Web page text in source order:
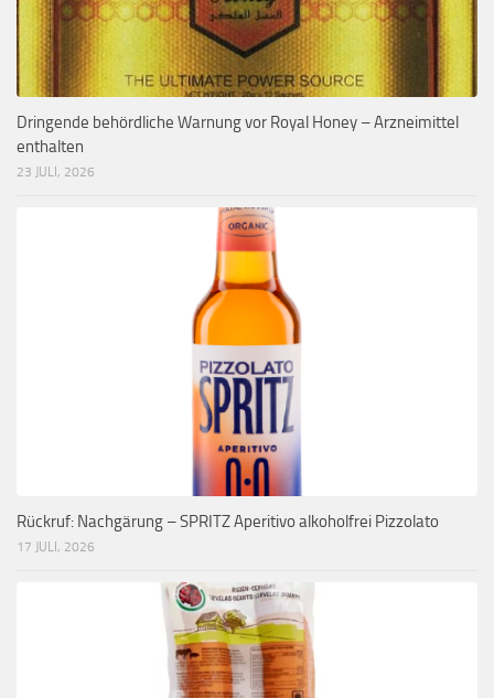
Dringende behördliche Warnung vor Royal Honey – Arzneimittel
enthalten
23 JULI, 2026
Rückruf: Nachgärung – SPRITZ Aperitivo alkoholfrei Pizzolato
17 JULI, 2026